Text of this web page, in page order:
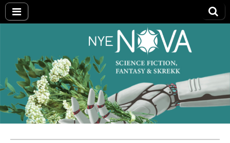
Nye NOVA